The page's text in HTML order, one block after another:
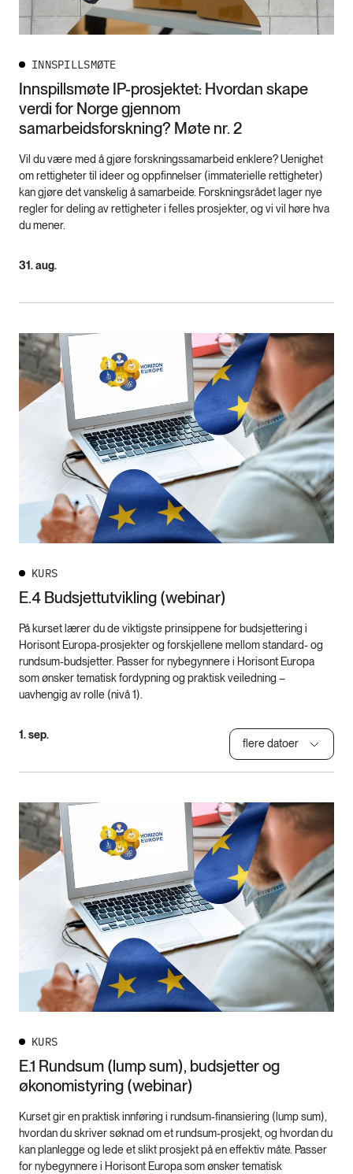
INNSPILLSMØTE
Innspillsmøte IP-prosjektet: Hvordan skape
verdi for Norge gjennom
samarbeidsforskning? Møte nr. 2
Vil du være med å gjøre forskningssamarbeid enklere? Uenighet
om rettigheter til ideer og oppfinnelser (immaterielle rettigheter)
kan gjøre det vanskelig å samarbeide. Forskningsrådet lager nye
regler for deling av rettigheter i felles prosjekter, og vi vil høre hva
du mener.
31. aug.
KURS
E.4 Budsjettutvikling (webinar)
På kurset lærer du de viktigste prinsippene for budsjettering i
Horisont Europa-prosjekter og forskjellene mellom standard- og
rundsum-budsjetter. Passer for nybegynnere i Horisont Europa
som ønsker tematisk fordypning og praktisk veiledning –
uavhengig av rolle (nivå 1).
1. sep.
flere datoer
KURS
E.1 Rundsum (lump sum), budsjetter og
økonomistyring (webinar)
Kurset gir en praktisk innføring i rundsum-finansiering (lump sum),
hvordan du skriver søknad om et rundsum-prosjekt, og hvordan du
kan planlegge og lede et slikt prosjekt på en effektiv måte. Passer
for nybegynnere i Horisont Europa som ønsker tematisk